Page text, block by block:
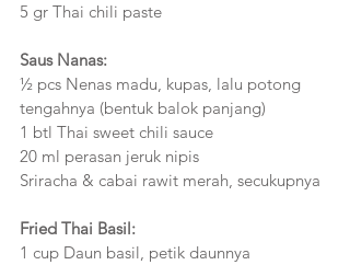
5 gr Thai chili paste
Saus Nanas:
½ pcs Nenas madu, kupas, lalu potong
tengahnya (bentuk balok panjang)
1 btl Thai sweet chili sauce
20 ml perasan jeruk nipis
Sriracha & cabai rawit merah, secukupnya
Fried Thai Basil:
1 cup Daun basil, petik daunnya